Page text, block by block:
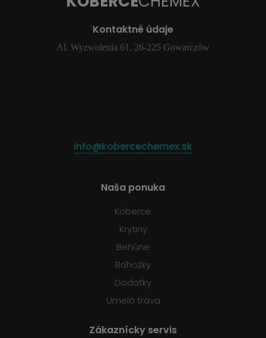
Kontaktné údaje
Al. Wyzwolenia 61, 26-225 Gowarczów
info@kobercechemex.sk
Naša ponuka
Koberce
Krytiny
Behúne
Rohožky
Dodatky
Umelá tráva
Zákaznícky servis